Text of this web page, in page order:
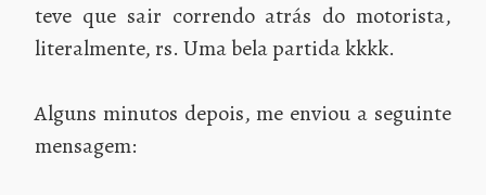
teve que sair correndo atrás do motorista,
literalmente, rs. Uma bela partida kkkk.
Alguns minutos depois, me enviou a seguinte
mensagem: